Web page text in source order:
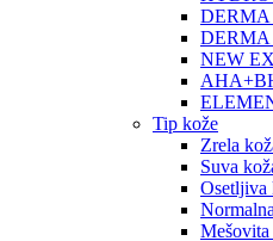
NEW
Tip kože
Zrela
Suva
Osetljiva
Mešovita